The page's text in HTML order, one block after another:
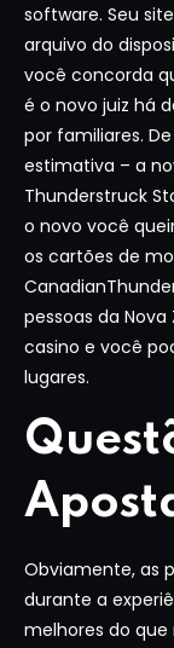
software. Seu
arquivo do
você concorda
é o novo juiz há
por familiares.
estimativa – a
Thunderstruck
o novo você
os cartões de
pessoas da
casino e você
lugares.
Obviamente, as
durante a
melhores do que